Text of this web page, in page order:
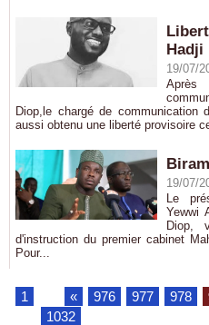
Hadji
19/07/
Diop,le chargé de
aussi obtenu une liberté provisoire
19/07/
Le
Yewwi
Diop,
d'instruction du premier cabinet
Pour...
1 « 976 977 978
1032